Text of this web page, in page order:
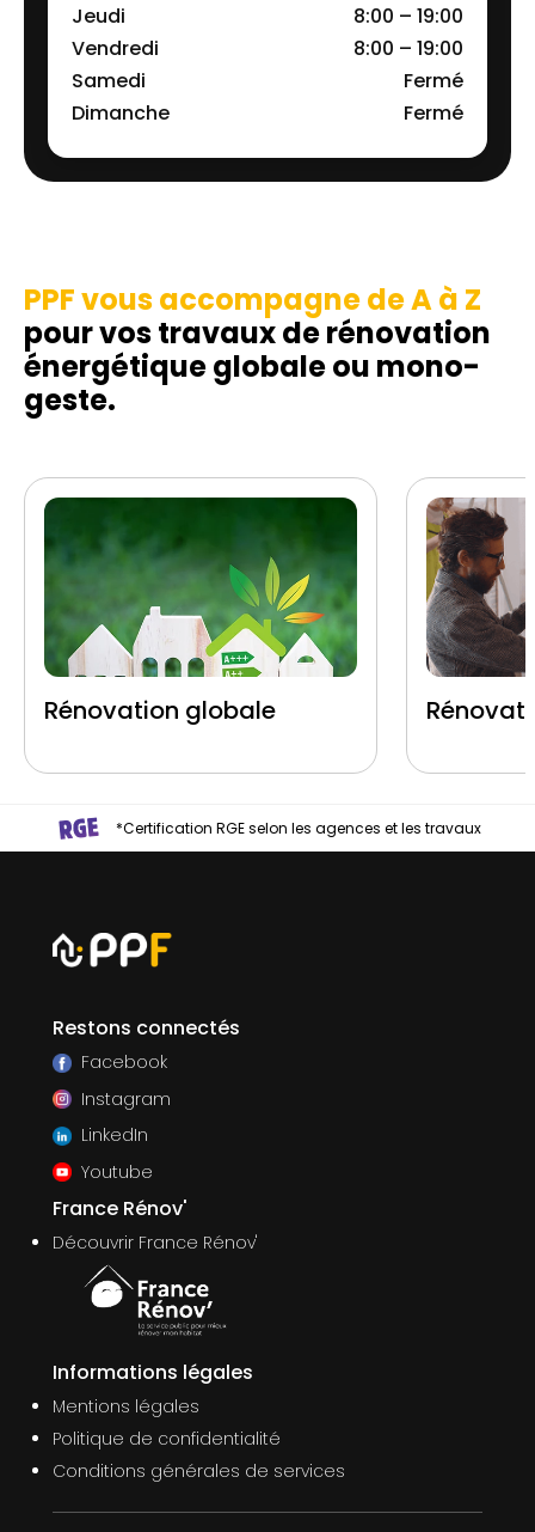
Jeudi
8:00 – 19:00
Vendredi
8:00 – 19:00
Samedi
Fermé
Dimanche
Fermé
PPF vous accompagne de A à Z
pour vos travaux de rénovation
énergétique globale ou mono-
geste.
Rénovation globale
*Certification RGE selon les agences et les travaux
Restons connectés
Facebook
Instagram
LinkedIn
Youtube
France Rénov'
Découvrir France Rénov'
Informations légales
Mentions légales
Politique de confidentialité
Conditions générales de services